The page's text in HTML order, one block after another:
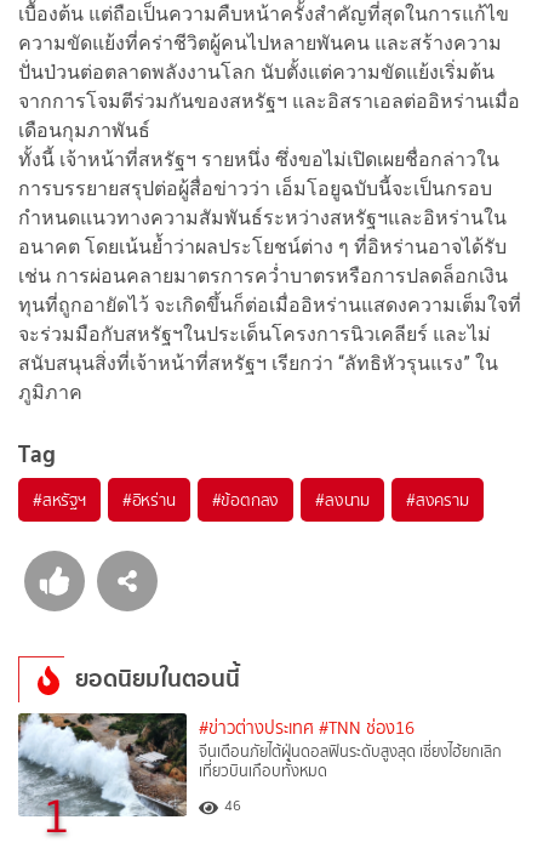
เบื้องต้น แต่ถือเป็นความคืบหน้าครั้งสำคัญที่สุดในการแก้ไข
ความขัดแย้งที่คร่าชีวิตผู้คนไปหลายพันคน และสร้างความ
ปั่นป่วนต่อตลาดพลังงานโลก นับตั้งแต่ความขัดแย้งเริ่มต้น
จากการโจมตีร่วมกันของสหรัฐฯ และอิสราเอลต่ออิหร่านเมื่อ
เดือนกุมภาพันธ์
ทั้งนี้ เจ้าหน้าที่สหรัฐฯ รายหนึ่ง ซึ่งขอไม่เปิดเผยชื่อกล่าวใน
การบรรยายสรุปต่อผู้สื่อข่าวว่า เอ็มโอยูฉบับนี้จะเป็นกรอบ
กำหนดแนวทางความสัมพันธ์ระหว่างสหรัฐฯและอิหร่านใน
อนาคต โดยเน้นย้ำว่าผลประโยชน์ต่าง ๆ ที่อิหร่านอาจได้รับ
เช่น การผ่อนคลายมาตรการคว่ำบาตรหรือการปลดล็อกเงิน
ทุนที่ถูกอายัดไว้ จะเกิดขึ้นก็ต่อเมื่ออิหร่านแสดงความเต็มใจที่
จะร่วมมือกับสหรัฐฯในประเด็นโครงการนิวเคลียร์ และไม่
สนับสนุนสิ่งที่เจ้าหน้าที่สหรัฐฯ เรียกว่า “ลัทธิหัวรุนแรง” ใน
ภูมิภาค
Tag
#สหรัฐฯ #อิหร่าน #ข้อตกลง #ลงนาม #สงคราม
ยอดนิยมในตอนนี้
1
#ข่าวต่างประเทศ #TNN ช่อง16
จีนเตือนภัยไต้ฝุ่นดอลฟินระดับสูงสุด เซี่ยงไฮ้ยกเลิก
เที่ยวบินเกือบทั้งหมด
46